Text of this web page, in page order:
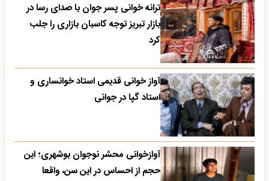
ترانه خوانی پسر جوان با صدای رسا در
بازار تبریز توجه کاسبان بازاری را جلب
کرد
آواز خوانی قدیمی استاد خوانساری و
استاد گپا در جوانی
آوازخوانی محشر نوجوان بوشهری؛ این
حجم از احساس در این سن، واقعا